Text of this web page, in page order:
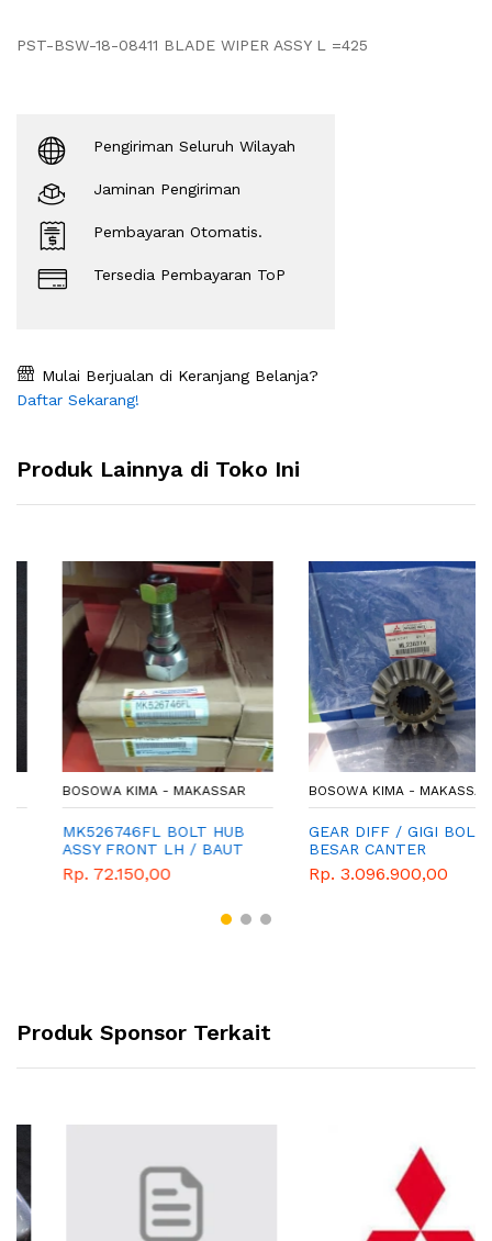
PST-BSW-18-08411 BLADE WIPER ASSY L =425
Pengiriman Seluruh Wilayah
Jaminan Pengiriman
Pembayaran Otomatis.
Tersedia Pembayaran ToP
Mulai Berjualan di Keranjang Belanja?
Daftar Sekarang!
Produk Lainnya di Toko Ini
BOSOWA KIMA - MAKASSAR
MK526746FL BOLT HUB
ASSY FRONT LH / BAUT
RODA DEPAN CANTER FE
71-FE75
Rp. 72.150,00
BOSOWA KIMA - MAKASSAR
GEAR DIFF / GIGI BOLU
BESAR CANTER
Rp. 3.096.900,00
Produk Sponsor Terkait